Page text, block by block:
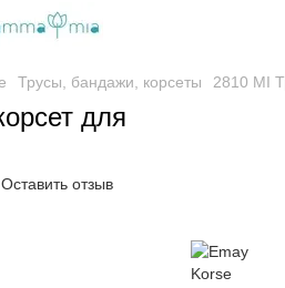
Трусы, бандажи, корсеты 2810 MI
для
Оставить отзыв